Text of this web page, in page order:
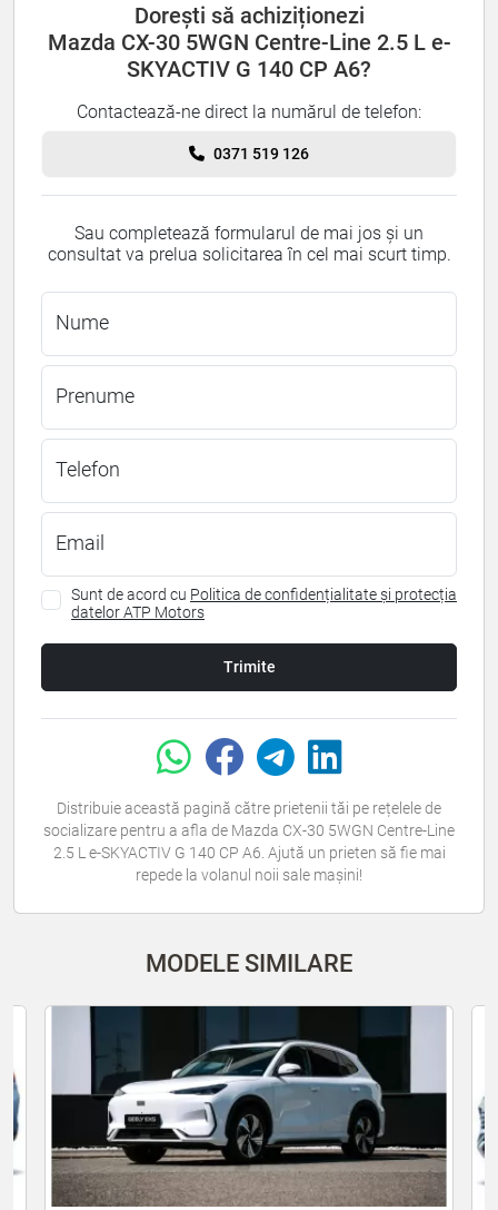
Dorești să achiziționezi
Mazda CX-30 5WGN Centre-Line 2.5 L e-
SKYACTIV G 140 CP A6?
Contactează-ne direct la numărul de telefon:
0371 519 126
Sau completează formularul de mai jos și un
consultat va prelua solicitarea în cel mai scurt timp.
Nume
Prenume
Telefon
Email
Sunt de acord cu Politica de confidențialitate și protecția
datelor ATP Motors
Trimite
Distribuie această pagină către prietenii tăi pe rețelele de
socializare pentru a afla de Mazda CX-30 5WGN Centre-Line
2.5 L e-SKYACTIV G 140 CP A6. Ajută un prieten să fie mai
repede la volanul noii sale mașini!
MODELE SIMILARE